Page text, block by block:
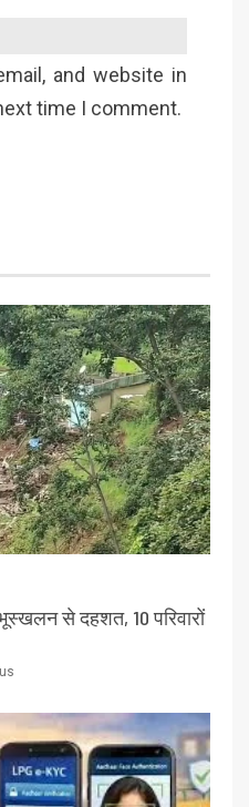
and website in
time I comment.
से दहशत, 10 परिवारों